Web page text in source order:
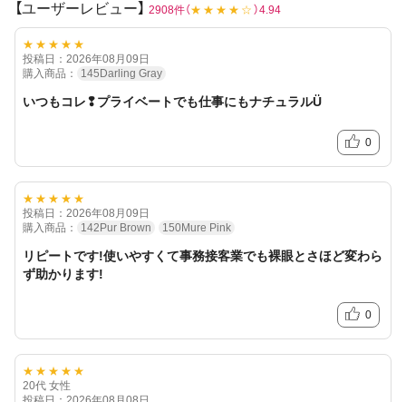
【ユーザーレビュー】 2908件（★★★★☆ ）4.94
★★★★★
投稿日：2026年08月09日
購入商品：
145Darling Gray
いつもコレ❢プライベートでも仕事にもナチュラルÜ
0
★★★★★
投稿日：2026年08月09日
購入商品：
142Pur Brown 150Mure Pink
リピートです!使いやすくて事務接客業でも裸眼とさほど変わら
ず助かります!
0
★★★★★
20代 女性